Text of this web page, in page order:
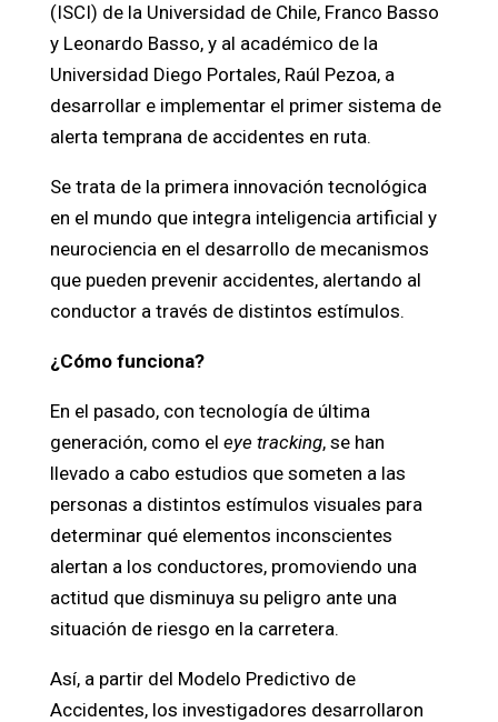
(ISCI) de la Universidad de Chile, Franco Basso
y Leonardo Basso, y al académico de la
Universidad Diego Portales, Raúl Pezoa, a
desarrollar e implementar el primer sistema de
alerta temprana de accidentes en ruta.
Se trata de la primera innovación tecnológica
en el mundo que integra inteligencia artificial y
neurociencia en el desarrollo de mecanismos
que pueden prevenir accidentes, alertando al
conductor a través de distintos estímulos.
¿Cómo funciona?
En el pasado, con tecnología de última
generación, como el eye tracking, se han
llevado a cabo estudios que someten a las
personas a distintos estímulos visuales para
determinar qué elementos inconscientes
alertan a los conductores, promoviendo una
actitud que disminuya su peligro ante una
situación de riesgo en la carretera.
Así, a partir del Modelo Predictivo de
Accidentes, los investigadores desarrollaron